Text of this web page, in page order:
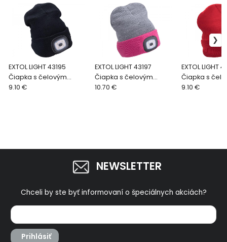
EXTOL LIGHT 43195
Čiapka s čelovým
svetlom 4xLED, 45lm
9.10 €
EXTOL LIGHT 43197
Čiapka s čelovým
svetlom 4xLED, 45lm
10.70 €
EXTOL LIGHT
Čiapka s
svetlom,
9.10 €
NEWSLETTER
Chceli by ste byť informovaní o špeciálnych akciách?
Prihlásiť